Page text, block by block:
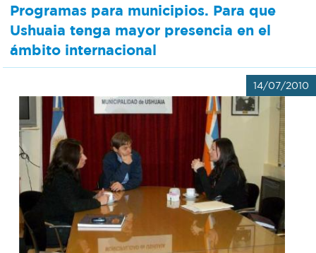
Programas para municipios. Para que
Ushuaia tenga mayor presencia en el
ámbito internacional
14/07/2010